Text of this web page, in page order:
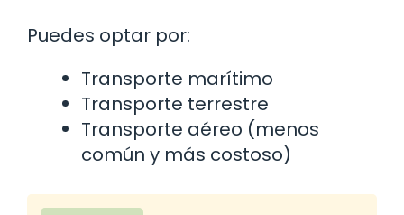
Puedes optar por:
Transporte marítimo
Transporte terrestre
Transporte aéreo (menos
común y más costoso)